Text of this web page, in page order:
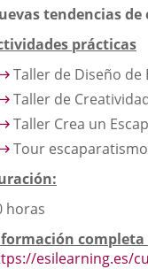
tendencias
prácticas
Taller de Diseño de
Taller de
Taller Crea un
Tour escaparatismo
horas
completa
esilearning.es/